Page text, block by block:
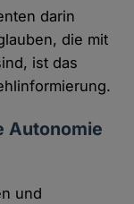
darin
die mit
ist das
Autonomie
und